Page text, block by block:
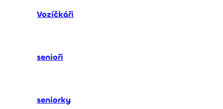
Vozíčkáři
senioři
seniorky